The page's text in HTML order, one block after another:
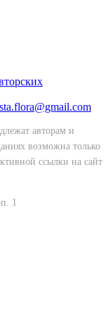
авторам и
возможна только
ссылки на сайт
1